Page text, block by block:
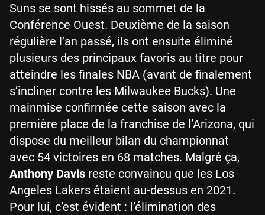
Suns se sont hissés au sommet de la
Conférence Ouest. Deuxième de la saison
régulière l’an passé, ils ont ensuite éliminé
plusieurs des principaux favoris au titre pour
atteindre les finales NBA (avant de finalement
s’incliner contre les Milwaukee Bucks). Une
mainmise confirmée cette saison avec la
première place de la franchise de l’Arizona, qui
dispose du meilleur bilan du championnat
avec 54 victoires en 68 matches. Malgré ça,
Anthony Davis reste convaincu que les Los
Angeles Lakers étaient au-dessus en 2021.
Pour lui, c’est évident : l’élimination des